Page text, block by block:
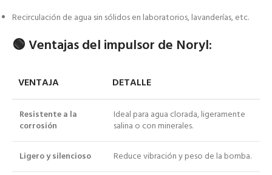
Recirculación de agua sin sólidos en laboratorios, lavanderías, etc.
🟢Ventajas del impulsor de Noryl:
VENTAJA DETALLE
Resistente a la
corrosión
Ideal para agua clorada, ligeramente
salina o con minerales.
Ligero y silencioso Reduce vibración y peso de la bomba.